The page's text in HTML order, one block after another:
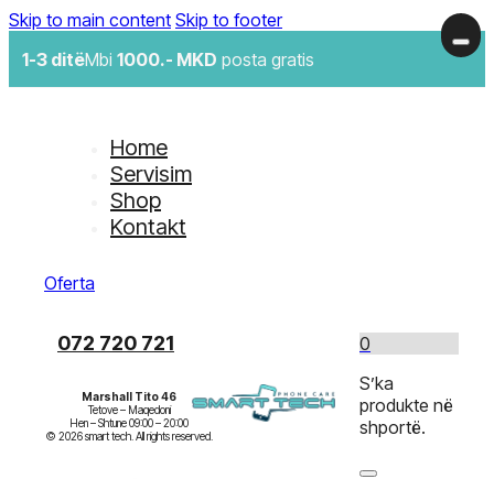
Skip to main content Skip to footer
1-3 ditëMbi 1000.- MKD posta gratis
Home
Servisim
Shop
Kontakt
Oferta
072 720 721
Marshall Tito 46
Tetove – Maqedoni
Hen – Shtune 09:00 – 20:00
0
S’ka
produkte në
shportë.